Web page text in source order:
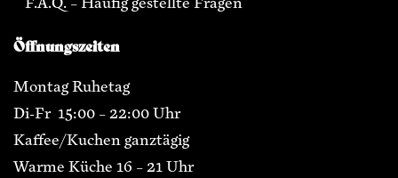
Öffnungszeiten
Montag Ruhetag
Di-Fr 15:00 – 22:00 Uhr
Kaffee/Kuchen ganztägig
Warme Küche 16 – 21 Uhr